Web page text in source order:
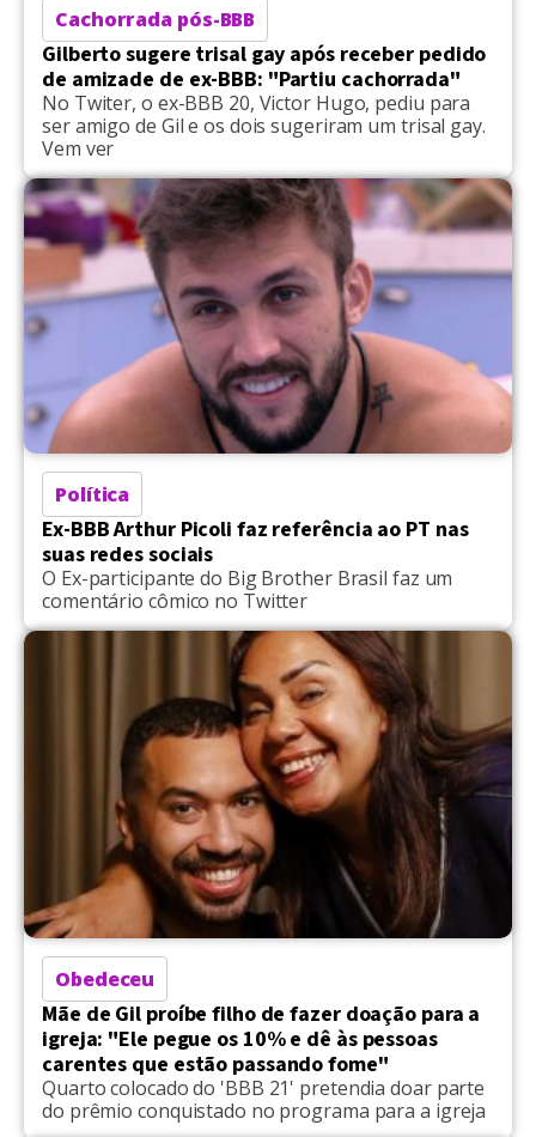
Cachorrada pós-BBB
Gilberto sugere trisal gay após receber pedido
de amizade de ex-BBB: "Partiu cachorrada"
No Twiter, o ex-BBB 20, Victor Hugo, pediu para
ser amigo de Gil e os dois sugeriram um trisal gay.
Vem ver
Política
Ex-BBB Arthur Picoli faz referência ao PT nas
suas redes sociais
O Ex-participante do Big Brother Brasil faz um
comentário cômico no Twitter
Obedeceu
Mãe de Gil proíbe filho de fazer doação para a
igreja: "Ele pegue os 10% e dê às pessoas
carentes que estão passando fome"
Quarto colocado do 'BBB 21' pretendia doar parte
do prêmio conquistado no programa para a igreja